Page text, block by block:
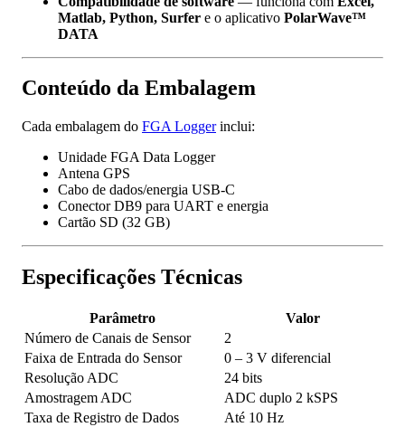
Matlab, Python, Surfer e o aplicativo PolarWave™
DATA
Conteúdo da Embalagem
Cada embalagem do FGA Loggerinclui:
Unidade FGA Data Logger
Antena GPS
Cabo de dados/energia USB-C
Conector DB9 para UART e energia
Cartão SD (32 GB)
Especificações Técnicas
Parâmetro
Valor
Número de Canais de Sensor
2
Faixa de Entrada do Sensor
0 – 3 V diferencial
Resolução ADC
24 bits
Amostragem ADC
ADC duplo 2 kSPS
Taxa de Registro de Dados
Até 10 Hz